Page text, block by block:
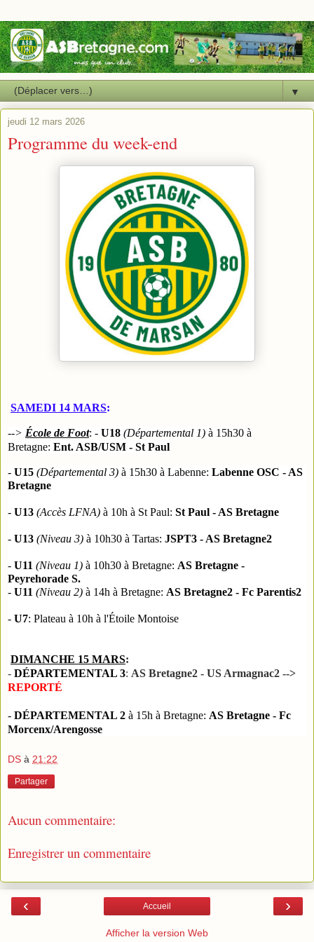
▼
jeudi 12 mars 2026
Programme du week-end
SAMEDI 14 MARS:
--> École de Foot: - U18 (Départemental 1) à 15h30 à
Bretagne: Ent. ASB/USM - St Paul
- U15 (Départemental 3) à 15h30 à Labenne: Labenne OSC - AS
Bretagne
- U13 (Accès LFNA) à 10h à St Paul: St Paul - AS Bretagne
- U13 (Niveau 3) à 10h30 à Tartas: JSPT3 - AS Bretagne2
- U11 (Niveau 1) à 10h30 à Bretagne: AS Bretagne -
Peyrehorade S.
- U11 (Niveau 2) à 14h à Bretagne: AS Bretagne2 - Fc Parentis2
- U7: Plateau à 10h à l'Étoile Montoise
DIMANCHE 15 MARS:
- DÉPARTEMENTAL 3: AS Bretagne2 - US Armagnac2 -->
REPORTÉ
- DÉPARTEMENTAL 2 à 15h à Bretagne: AS Bretagne - Fc
Morcenx/Arengosse
DS à 21:22
Partager
Aucun commentaire:
Enregistrer un commentaire
‹ ›
Accueil
Afficher la version Web